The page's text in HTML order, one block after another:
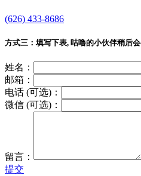
(626) 433-8686
方式三： 填写下表, 咕噜的小伙伴稍后
姓名：
邮箱：
电话 (可选)：
微信 (可选)：
留言：
提交